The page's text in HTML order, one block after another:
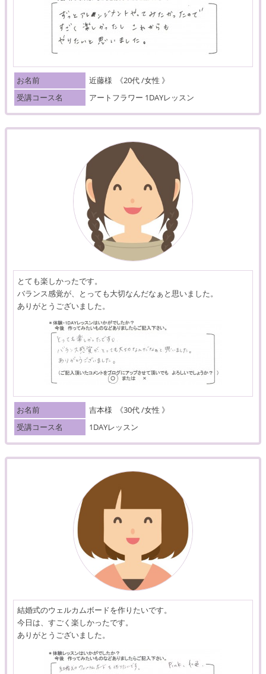
お名前 近藤様
《20代 /女性 》
受講コース名
アートフラワー 1DAYレッスン
とても楽しかったです。
バランス感覚が、とっても大切なんだなぁと思いました。
ありがとうございました。
お名前 吉本様
《30代 /女性 》
受講コース名
1DAYレッスン
結婚式のウェルカムボードを作りたいです。
今日は、すごく楽しかったです。
ありがとうございました。